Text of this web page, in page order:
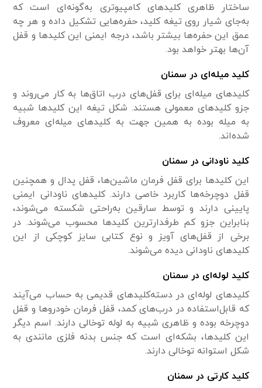
ساختار ظاهری کلیدهای کامپیوتری به‌گونه‌ای است که
به‌جای شیار روی تیغه کلید، حفره‌هایی تشکیل داده و هر چه
عمق این حفره‌ها بیشتر باشد، درجه ایمنی این کلیدها و قفل
آن‌ها بهتر خواهد بود.
کلید میله‌ای در سمنان
کلیدهای میله‌ای برای قفل‌های درب اتاق‌ها به کار می‌روند و
جزو کلیدهای معمولی هستند. شکل تیغه این کلیدها شبیه
به میله بوده به همین جهت به کلیدهای میله‌ای معروف
شده‌اند.
کلید ناودانی در سمنان
این کلیدها برای قفل فرمان ماشین‌ها، قفل پدال و همچنین
قفل دوچرخه‌ها کاربرد خاصی دارند. کلیدهای ناودانی ایمنی
پایینی دارند و توسط سارقین به‌راحتی شکسته می‌شوند،
بنابراین جزو کم طرفدارترین کلیدها محسوب می‌شوند. در
برخی از قفل‌های آویز و نوع کتابی سایز کوچکی از این
کلیدهای ناودانی دیده می‌شوند.
کلید لوله‌ای در سمنان
کلیدهای لوله‌ای در دسته‌کلیدهای قدیمی به ‌حساب می‌آیند
که قابل‌استفاده در درب‌های کمد، قفل فرمان خودروها و قفل
دوچرخه بوده و ظاهری شبیه به لوله توخالی دارند. اسم دیگر
این کلیدها، بشکه‌ای است که جنس بدنه فلزی مانندی به
شکل استوانه توخالی دارند.
کلید کارتی در سمنان